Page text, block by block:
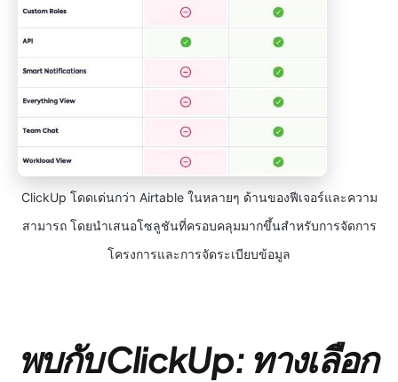
ClickUp โดดเด่นกว่า Airtable ในหลายๆ ด้านของฟีเจอร์และความ
สามารถ โดยนำเสนอโซลูชันที่ครอบคลุมมากขึ้นสำหรับการจัดการ
โครงการและการจัดระเบียบข้อมูล
พบกับ ClickUp: ทางเลือก